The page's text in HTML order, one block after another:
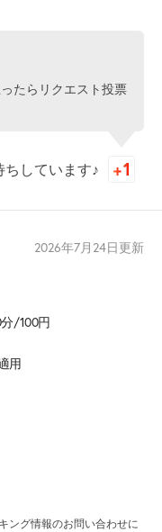
たらリクエスト投票
しています♪
2026年7月24日更新
/100円
用
ング情報のお問い合わせに